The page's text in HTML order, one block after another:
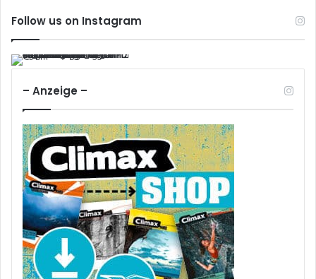
Follow us on Instagram
– Anzeige –